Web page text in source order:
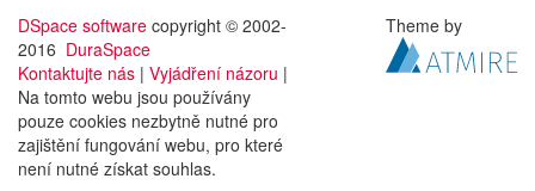
DSpace software copyright © 2002-
2016 DuraSpace
Kontaktujte nás | Vyjádření názoru |
Na tomto webu jsou používány
pouze cookies nezbytně nutné pro
zajištění fungování webu, pro které
není nutné získat souhlas.
Theme by